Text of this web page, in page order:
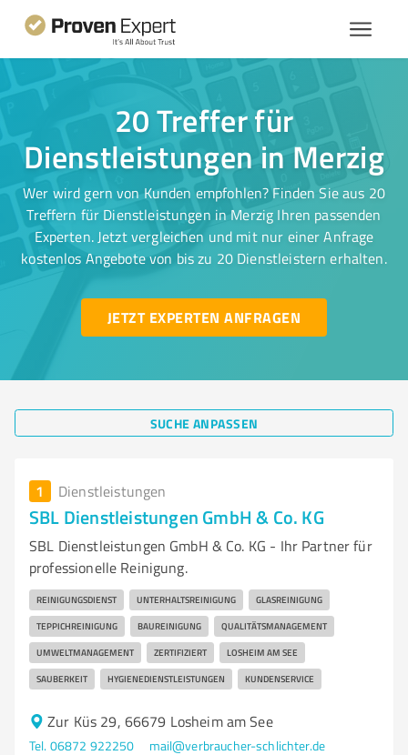
20 Treffer für
Dienstleistungen in Merzig
Wer wird gern von Kunden empfohlen? Finden Sie aus 20
Treffern für Dienstleistungen in Merzig Ihren passenden
Experten. Jetzt vergleichen und mit nur einer Anfrage
kostenlos Angebote von bis zu 20 Dienstleistern erhalten.
JETZT EXPERTEN ANFRAGEN
SUCHE ANPASSEN
1 Dienstleistungen
SBL Dienstleistungen GmbH & Co. KG
SBL Dienstleistungen GmbH & Co. KG - Ihr Partner für
professionelle Reinigung.
REINIGUNGSDIENST UNTERHALTSREINIGUNG GLASREINIGUNG
TEPPICHREINIGUNG BAUREINIGUNG QUALITÄTSMANAGEMENT
UMWELTMANAGEMENT ZERTIFIZIERT LOSHEIM AM SEE
SAUBERKEIT HYGIENEDIENSTLEISTUNGEN KUNDENSERVICE
Zur Küs 29, 66679 Losheim am See
Tel. 06872 922250
mail@verbraucher-schlichter.de